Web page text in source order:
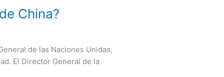
China?
de las Naciones Unidas,
El Director General de la